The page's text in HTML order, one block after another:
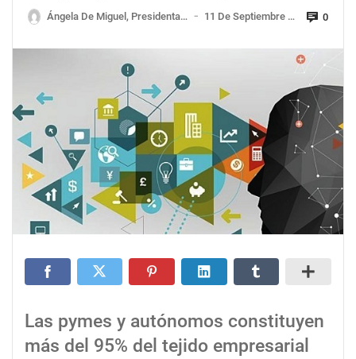
Ángela De Miguel, Presidenta De Cepyme 11 De Septiembre De 2025 0
Las pymes y autónomos constituyen
más del 95% del tejido empresarial